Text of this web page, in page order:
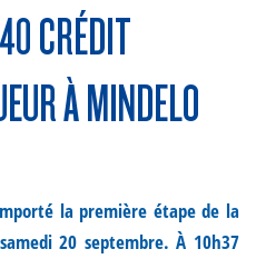
CRÉDIT
À MINDELO
la première étape de la
20 septembre. À 10h37